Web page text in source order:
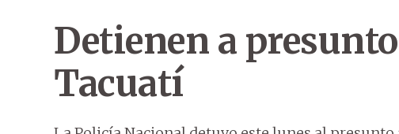
Detienen a
Tacuatí